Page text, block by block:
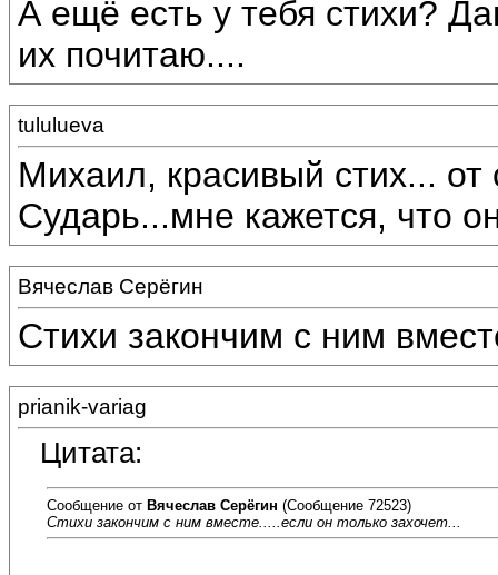
А ещё есть у тебя стихи?
их почитаю....
tululueva
Михаил, красивый стих... от
Сударь...мне кажется, что
Вячеслав Серёгин
Стихи закончим с ним
prianik-variag
Цитата:
Сообщение от Вячеслав Серёгин (Сообщение 72523)
Стихи закончим с ним вместе.....если он только захочет...